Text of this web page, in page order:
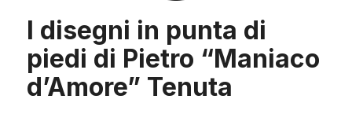
I disegni in punta di
piedi di Pietro “Maniaco
d’Amore” Tenuta